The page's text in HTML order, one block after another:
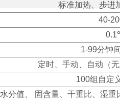
标准加热、步进
40-
1-99分钟
定时、手动、自动（
100组自定
水分值、 固含量、干重比、湿